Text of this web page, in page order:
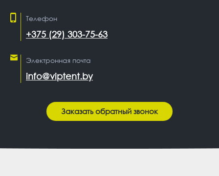
Телефон
+375 (29) 303-75-63
Электронная почта
info@viptent.by
Заказать обратный звонок